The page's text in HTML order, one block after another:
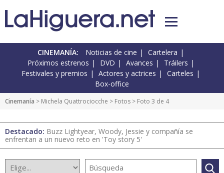
CINEMANÍA: Noticias de cine
Cartelera
Próximos estrenos
DVD Avances
Tráilers
Festivales y premios
Actores y actrices
Carteles
Box-office
Cinemanía > Michela Quattrociocche > Fotos > Foto 3 de 4
Destacado: Buzz Lightyear, Woody, Jessie y compañía se
enfrentan a un nuevo reto en 'Toy story 5'